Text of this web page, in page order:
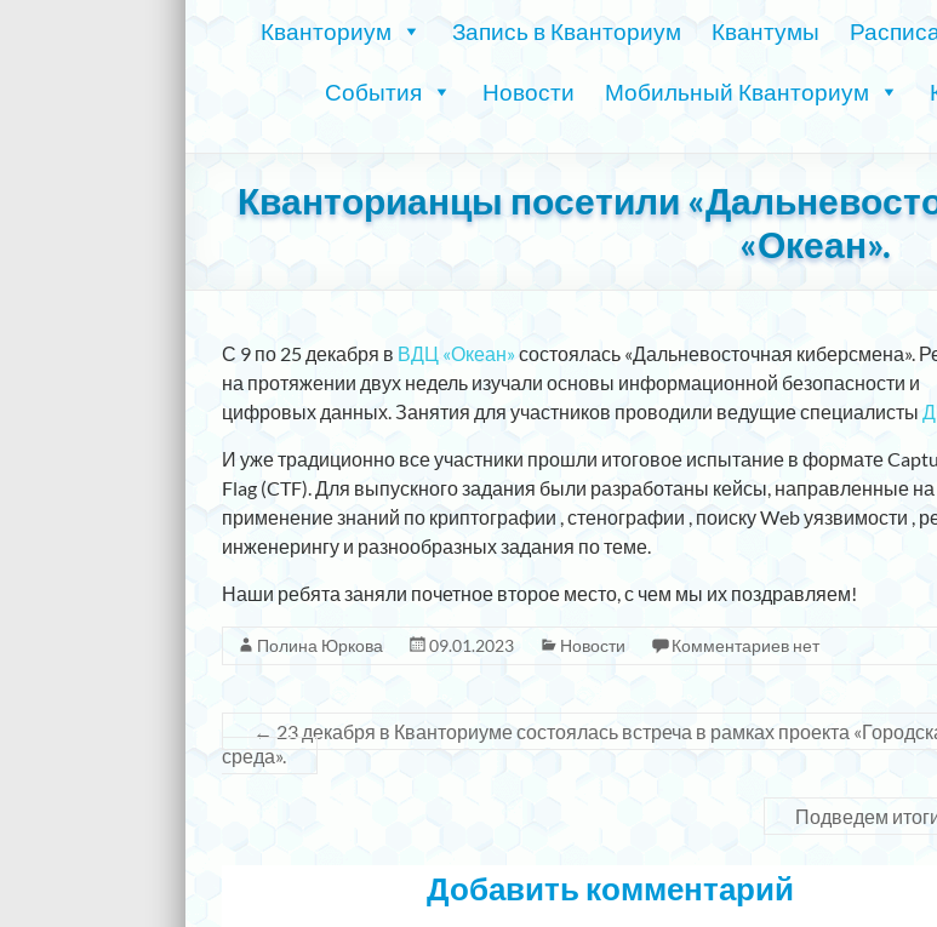
Кванториум Запись в Кванториум Квантумы
События Новости Мобильный Кванториум
Кванторианцы посетили
«Океан».
С 9 по 25 декабря в ВДЦ «Океан» состоялась «Дальневосточная киберсмена».
на протяжении двух недель изучали основы информационной безопасности и
цифровых данных. Занятия для участников проводили ведущие специалисты
И уже традиционно все участники прошли итоговое испытание в формате
Flag (CTF). Для выпускного задания были разработаны кейсы, направленные на
применение знаний по криптографии , стенографии , поиску Web уязвимости ,
инженерингу и разнообразных задания по теме.
Наши ребята заняли почетное второе место, с чем мы их поздравляем!
Полина Юркова 09.01.2023 Новости Комментариев нет
←23 декабря в Кванториуме состоялась встреча в рамках проекта
среда».
Подведем
Добавить комментарий